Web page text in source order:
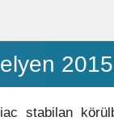
stabilan